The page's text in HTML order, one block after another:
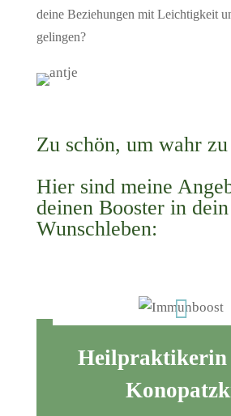
deine Beziehungen mit Leichtigkeit
gelingen?
Zu schön, um wahr zu
Hier sind meine
deinen Booster in dein
Wunschleben:

Heilpraktikerin